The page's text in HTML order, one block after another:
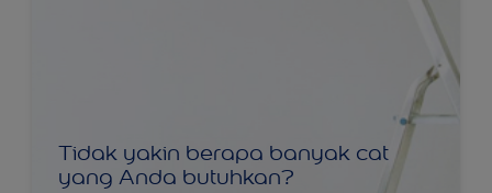
Tidak yakin berapa banyak cat
yang Anda butuhkan?